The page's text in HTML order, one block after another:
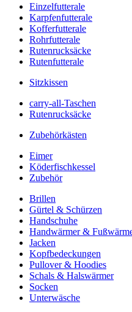
Einzelfutterale
Karpfenfutterale
Kofferfutterale
Rohrfutterale
Rutenrucksäcke
Rutenfutterale
Sitzkissen
carry-all-Taschen
Rutenrucksäcke
Zubehörkästen
Eimer
Köderfischkessel
Zubehör
Brillen
Gürtel & Schürzen
Handschuhe
Handwärmer &
Jacken
Kopfbedeckungen
Pullover & Hoodies
Schals & Halswärmer
Socken
Unterwäsche